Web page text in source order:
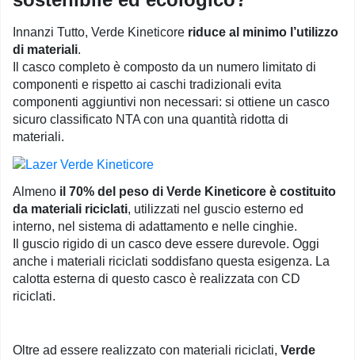
Innanzi Tutto, Verde Kineticore riduce al minimo l’utilizzo
di materiali.
Il casco completo è composto da un numero limitato di
componenti e rispetto ai caschi tradizionali evita
componenti aggiuntivi non necessari: si ottiene un casco
sicuro classificato NTA con una quantità ridotta di
materiali.
Almeno il 70% del peso di Verde Kineticore è costituito
da materiali riciclati, utilizzati nel guscio esterno ed
interno, nel sistema di adattamento e nelle cinghie.
Il guscio rigido di un casco deve essere durevole. Oggi
anche i materiali riciclati soddisfano questa esigenza. La
calotta esterna di questo casco è realizzata con CD
riciclati.
Oltre ad essere realizzato con materiali riciclati, Verde